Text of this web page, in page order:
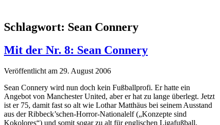
Schlagwort: Sean Connery
Mit der Nr. 8: Sean Connery
Veröffentlicht am 29. August 2006
Sean Connery wird nun doch kein Fußballprofi. Er hatte ein
Angebot von Manchester United, aber er hat zu lange überlegt. Jetzt
ist er 75, damit fast so alt wie Lothar Matthäus bei seinem Ausstand
aus der Ribbeck’schen-Horror-Nationalelf („Konzepte sind
Kokolores“) und somit sogar zu alt für englischen Ligafußball.